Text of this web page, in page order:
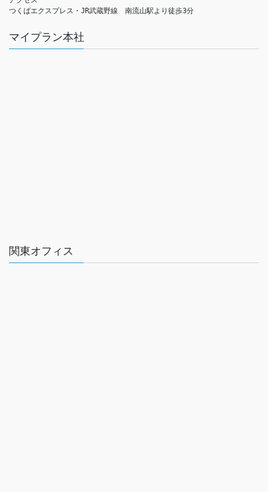
つくばエクスプレス・JR武蔵野線　南流山駅より徒歩3分
マイプラン本社
関東オフィス